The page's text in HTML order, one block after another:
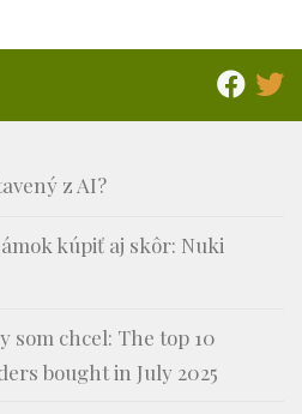
z AI?
kúpiť aj skôr: Nuki
som chcel: The top 10
bought in July 2025